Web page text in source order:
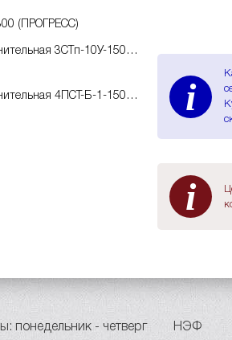
(ПРОГРЕСС)
3СТп-10У-150…
4ПСТ-Б-1-150…
i
i
НЭФ
понедельник - четверг